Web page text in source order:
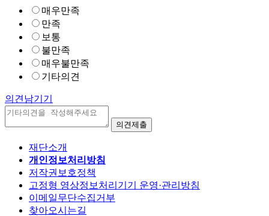
매우만족
만족
보통
불만족
매우불만족
기타의견
의견남기기
재단소개
개인정보처리방침
저작권보호정책
고정형 영상정보처리기기 운영·관리방침
이메일무단수집거부
찾아오시는길